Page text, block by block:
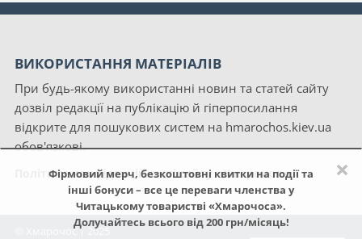
×
Фірмовий мерч, безкоштовні квитки на події та
інші бонуси – все це переваги членства у
Читацькому товаристві «Хмарочоса».
Долучайтесь всього від 200 грн/місяць!
ВИКОРИСТАННЯ МАТЕРІАЛІВ
При будь-якому використанні новин та статей сайту
дозвіл редакції на публікацію й гіперпосилання
відкрите для пошукових систем на hmarochos.kiev.ua
обов'язкові.
Політика конфіденційності сайту «Хмарочос»
© Хмарочос | 2025